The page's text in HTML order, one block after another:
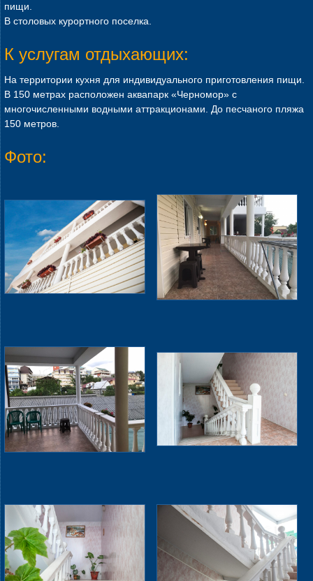
пищи.
В столовых курортного поселка.
К услугам отдыхающих:
На территории кухня для индивидуального приготовления пищи.
В 150 метрах расположен аквапарк «Черномор» с
многочисленными водными аттракционами. До песчаного пляжа
150 метров.
Фото: